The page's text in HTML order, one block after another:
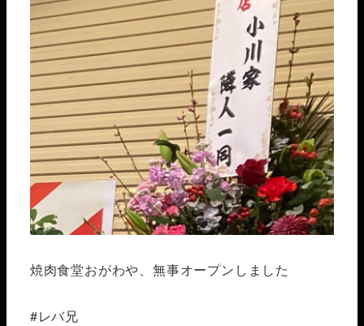
焼肉食堂おがわや、無事オープンしました
#レバ兄